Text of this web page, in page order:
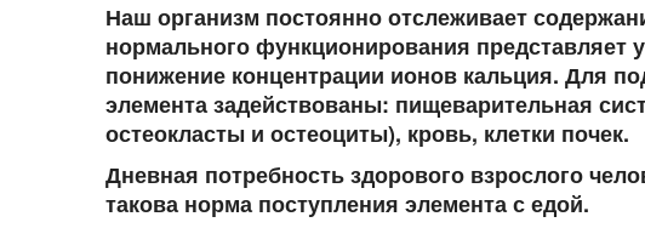
Наш организм постоянно отслеживает
нормального функционирования представляет
понижение концентрации ионов кальция. Для
элемента задействованы: пищеварительная
остеокласты и остеоциты), кровь, клетки почек.
Дневная потребность здорового взрослого
такова норма поступления элемента с едой.